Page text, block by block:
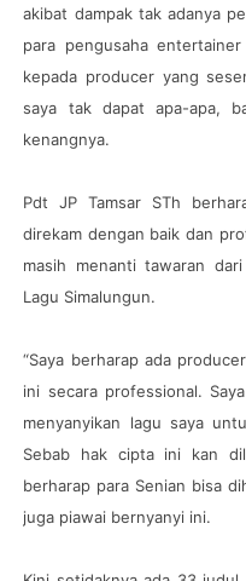
akibat dampak tak adanya
para pengusaha
kepada producer yang
saya tak dapat apa-apa,
kenangnya.
Pdt JP Tamsar STh
direkam dengan baik dan
masih menanti tawaran
Lagu Simalungun.
“Saya berharap ada
ini secara professional.
menyanyikan lagu saya
Sebab hak cipta ini kan
berharap para Senian bisa
juga piawai bernyanyi ini.